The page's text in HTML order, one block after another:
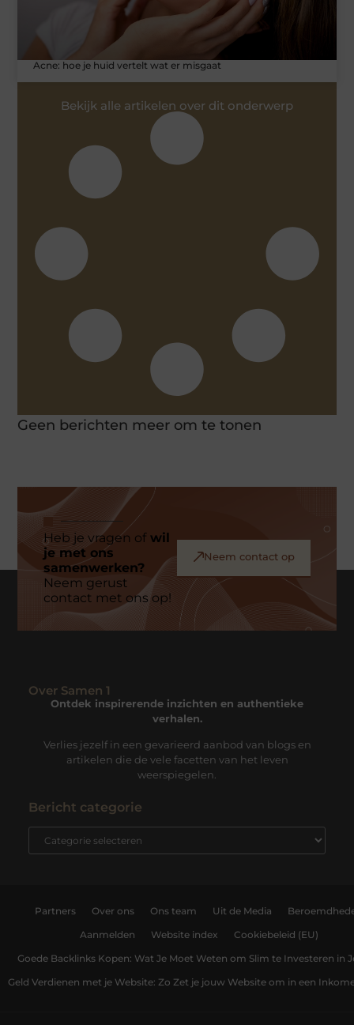
Acne: hoe je huid vertelt wat er misgaat
Bekijk alle artikelen over dit onderwerp
Geen berichten meer om te tonen
Heb je vragen ofwil
je met ons
samenwerken?
Neem gerust
contact met ons op!
Neem contact op
Over Samen 1
Ontdek inspirerende inzichten en authentieke
verhalen.
Verlies jezelf in een gevarieerd aanbod van blogs en
artikelen die de vele facetten van het leven
weerspiegelen.
Bericht categorie
Partners Over ons Ons team Uit de Media
Aanmelden Website index Cookiebeleid (EU)
Goede Backlinks Kopen: Wat Je Moet Weten om Slim te Investeren in
Geld Verdienen met je Website: Zo Zet je jouw Website om in een